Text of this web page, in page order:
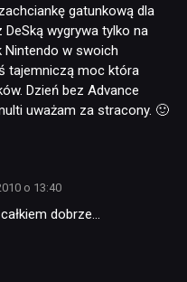
gatunkową dla
DeSką wygrywa tylko na
Nintendo w swoich
tajemniczą moc która
Dzień bez Advance
uważam za stracony. 🙂
o 13:40
dobrze…